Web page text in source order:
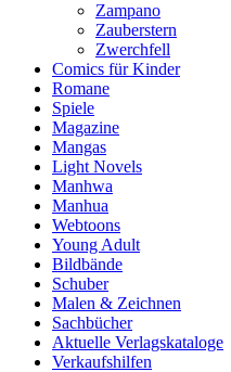
Zampano
Zauberstern
Zwerchfell
Comics für Kinder
Romane
Spiele
Magazine
Mangas
Light Novels
Manhwa
Manhua
Webtoons
Young Adult
Bildbände
Schuber
Malen & Zeichnen
Sachbücher
Aktuelle Verlagskataloge
Verkaufshilfen